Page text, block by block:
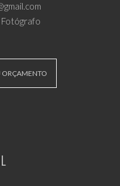
ORÇAMENTO